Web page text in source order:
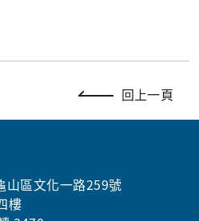
回上一頁
區文化一路259號
樓